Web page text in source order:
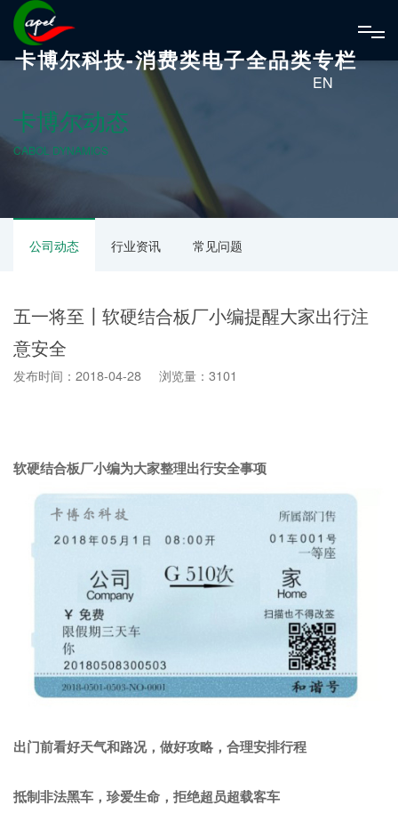
卡博尔科技-消费类电子全品类专栏
EN
卡博尔动态
CABOL DYNAMICS
公司动态 行业资讯 常见问题
五一将至┃软硬结合板厂小编提醒大家出行注
意安全
发布时间：2018-04-28 浏览量：3101
软硬结合板厂小编为大家整理出行安全事项
出门前看好天气和路况，做好攻略，合理安排行程
抵制非法黑车，珍爱生命，拒绝超员超载客车